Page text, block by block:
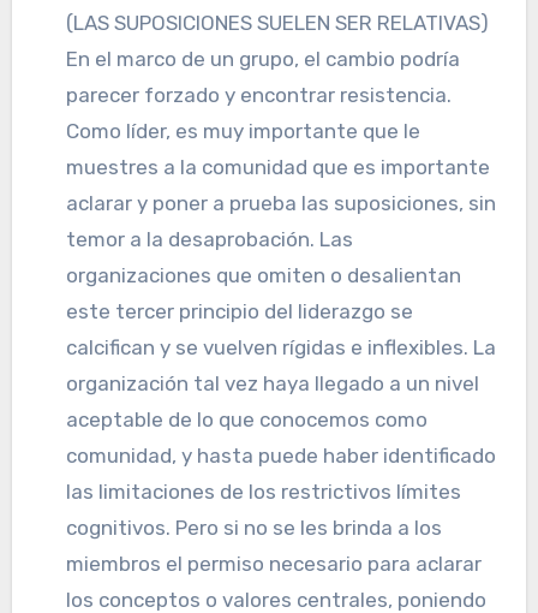
(LAS SUPOSICIONES SUELEN SER RELATIVAS)
En el marco de un grupo, el cambio podría
parecer forzado y encontrar resistencia.
Como líder, es muy importante que le
muestres a la comunidad que es importante
aclarar y poner a prueba las suposiciones, sin
temor a la desaprobación. Las
organizaciones que omiten o desalientan
este tercer principio del liderazgo se
calcifican y se vuelven rígidas e inflexibles. La
organización tal vez haya llegado a un nivel
aceptable de lo que conocemos como
comunidad, y hasta puede haber identificado
las limitaciones de los restrictivos límites
cognitivos. Pero si no se les brinda a los
miembros el permiso necesario para aclarar
los conceptos o valores centrales, poniendo